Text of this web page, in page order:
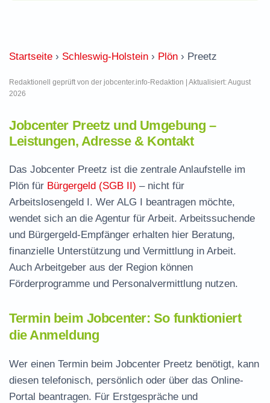
Startseite › Schleswig-Holstein › Plön › Preetz
Redaktionell geprüft von der jobcenter.info-Redaktion | Aktualisiert: August
2026
Jobcenter Preetz und Umgebung –
Leistungen, Adresse & Kontakt
Das Jobcenter Preetz ist die zentrale Anlaufstelle im
Plön für Bürgergeld (SGB II) – nicht für
Arbeitslosengeld I. Wer ALG I beantragen möchte,
wendet sich an die Agentur für Arbeit. Arbeitssuchende
und Bürgergeld-Empfänger erhalten hier Beratung,
finanzielle Unterstützung und Vermittlung in Arbeit.
Auch Arbeitgeber aus der Region können
Förderprogramme und Personalvermittlung nutzen.
Termin beim Jobcenter: So funktioniert
die Anmeldung
Wer einen Termin beim Jobcenter Preetz benötigt, kann
diesen telefonisch, persönlich oder über das Online-
Portal beantragen. Für Erstgespräche und